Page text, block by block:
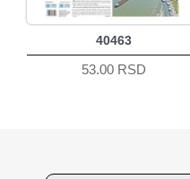
40463
53.00 RSD